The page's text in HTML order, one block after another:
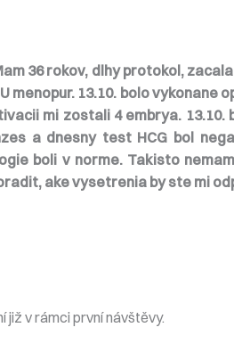
36 rokov, dlhy protokol,
menopur. 13.10. bolo
mi zostali 4 embrya.
a dnesny test HCG bol
boli v norme. Takisto
ake vysetrenia by ste mi
v rámci první návštěvy.